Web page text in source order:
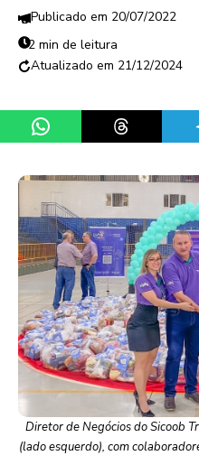
20/07/2022
2 min de leitura
21/12/2024
Share on WhatsApp
Share on
Diretor de Negócios do Sicoob
(lado esquerdo), com